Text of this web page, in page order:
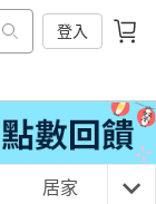
登入
居家 3C